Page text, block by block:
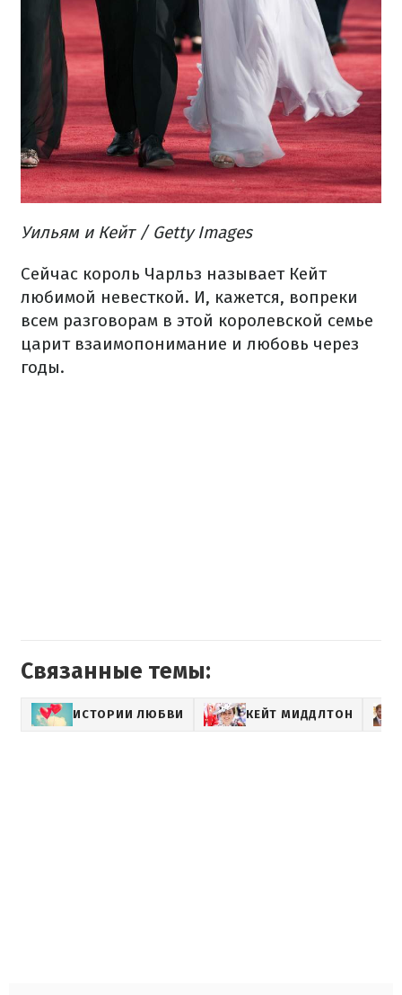
Уильям и Кейт / Getty Images
Сейчас король Чарльз называет Кейт
любимой невесткой. И, кажется, вопреки
всем разговорам в этой королевской семье
царит взаимопонимание и любовь через
годы.
Связанные темы:
ИСТОРИИ ЛЮБВИ КЕЙТ МИДДЛТОН